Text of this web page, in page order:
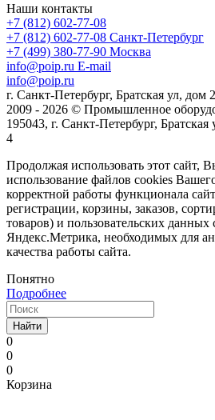
Наши контакты
+7 (812) 602-77-08
+7 (812) 602-77-08 Санкт-Петербург
+7 (499) 380-77-90 Москва
info@poip.ru E-mail
info@poip.ru
г. Санкт-Петербург, Братская ул,
2009 - 2026 © Промышленное
195043, г. Санкт-Петербург,
4
Продолжая использовать этот сайт,
использование файлов cookies
корректной работы функционала
регистрации, корзины, заказов,
товаров) и пользовательских
Яндекс.Метрика, необходимых для
качества работы сайта.
Понятно
Подробнее
Найти
0
0
0
Корзина